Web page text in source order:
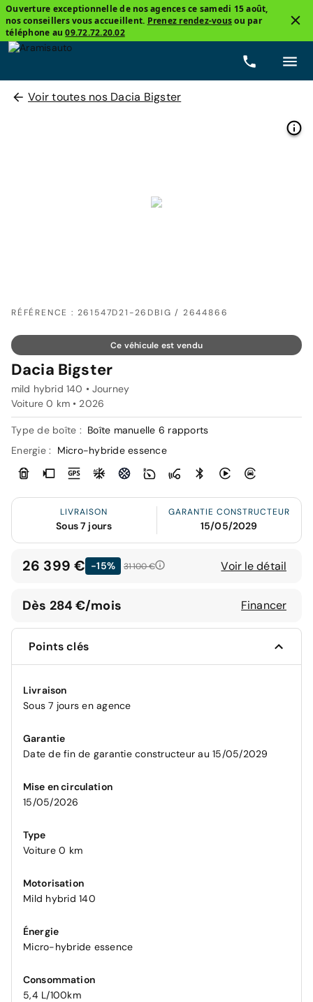
Ouverture exceptionnelle de nos agences ce samedi 15 août,
nos conseillers vous accueillent. Prenez rendez-vousou par
téléphone au09.72.72.20.02
Voir toutes nos Dacia Bigster
RÉFÉRENCE : 261547D21-26DBIG / 2644866
Ce véhicule est vendu
Dacia Bigster
mild hybrid 140 • Journey
Voiture 0 km • 2026
Type de boîte : Boîte manuelle 6 rapports
Energie :
Micro-hybride essence
LIVRAISON
Sous 7 jours
GARANTIE CONSTRUCTEUR
15/05/2029
26 399 € -15% 31 100 € Voir le détail
Dès 284 €/mois Financer
Points clés
Livraison
Sous 7 jours en agence
Garantie
Date de fin de garantie constructeur au 15/05/2029
Mise en circulation
15/05/2026
Type
Voiture 0 km
Motorisation
Mild hybrid 140
Énergie
Micro-hybride essence
Consommation
5,4 L/100km